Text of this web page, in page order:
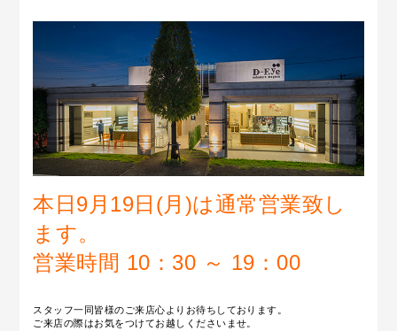
本日9月19日(月)は通常営業致し
ます。
営業時間 10：30 ～ 19：00
スタッフ一同皆様のご来店心よりお待ちしております。
ご来店の際はお気をつけてお越しくださいませ。